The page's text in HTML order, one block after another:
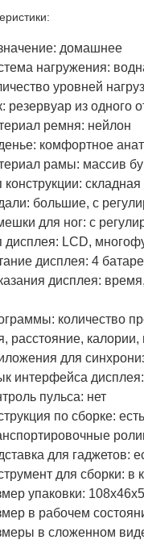
домашнее
нагружения:
уровней
резервуар из одного
ремня: нейлон
комфортное
рамы: массив
конструкции: складная
большие, с
для ног: с
дисплея: LCD,
дисплея: 4
дисплея:
количество
расстояние, калории,
для
интерфейса дисплея:
пульса: нет
по сборке:
для гаджетов:
для сборки: в
упаковки:
в рабочем
в сложенном